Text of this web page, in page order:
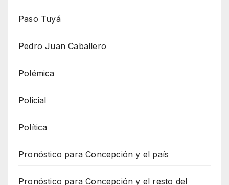
Paso Tuyá
Pedro Juan Caballero
Polémica
Policial
Política
Pronóstico para Concepción y el país
Pronóstico para Concepción y el resto del